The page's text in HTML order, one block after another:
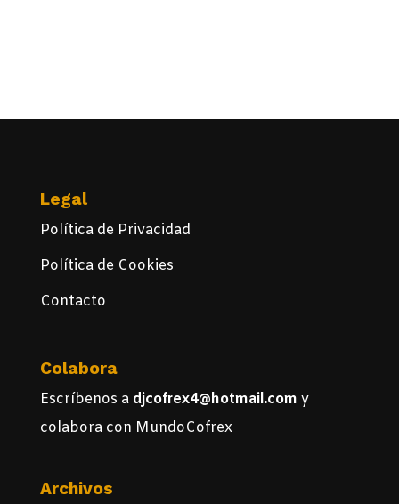
Legal
Política de Privacidad
Política de Cookies
Contacto
Colabora
Escríbenos a djcofrex4@hotmail.com y
colabora con MundoCofrex
Archivos